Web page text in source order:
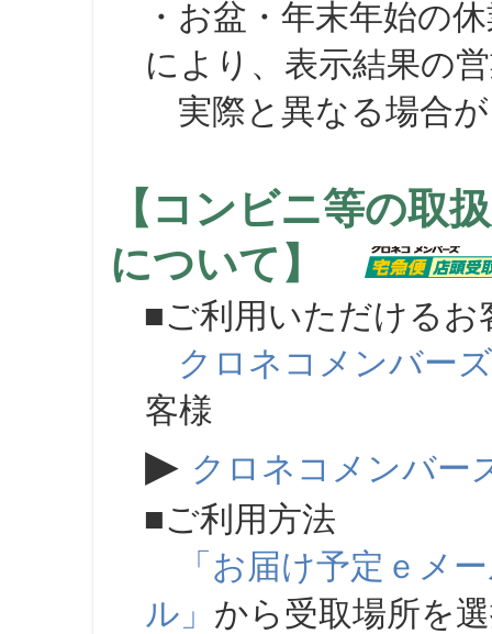
・お盆・年末年始の
により、表示結果の
実際と異なる場合が
【コンビニ等の取
について】
■ご利用いただけるお
クロネコメンバーズ
客様
▶ クロネコメンバー
■ご利用方法
「お届け予定ｅメ
ル」 から受取場所を